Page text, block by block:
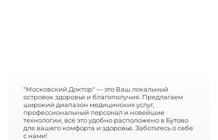
"Московский Доктор" — это Ваш локальный
островок здоровья и благополучия. Предлагаем
широкий диапазон медицинских услуг,
профессиональный персонал и новейшие
технологии, всё это удобно расположено в Бутово
для вашего комфорта и здоровья. Заботьтесь о себе
с нами!